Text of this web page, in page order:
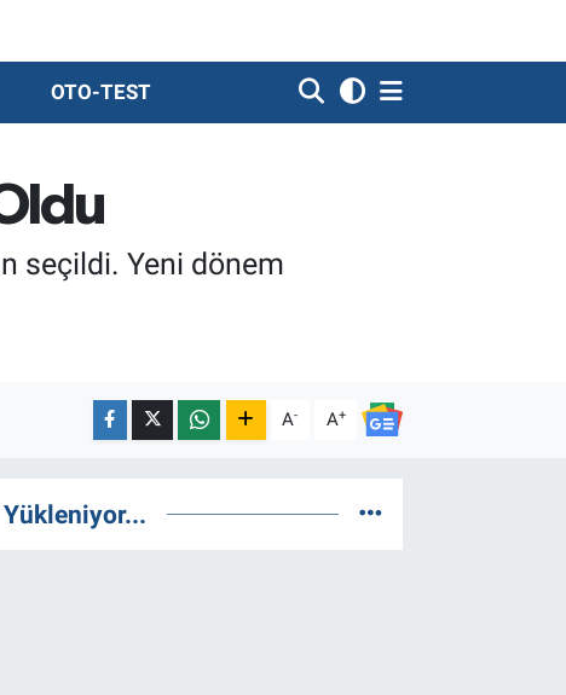
OTO-TEST
seçildi. Yeni dönem
A- A+
Yükleniyor...